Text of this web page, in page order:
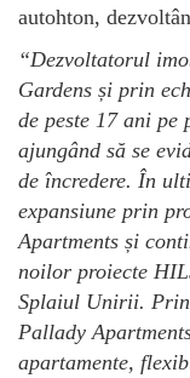
autohton,
“Dezvoltatorul
Gardens și prin
de peste 17 ani
ajungând să se
de încredere. În
expansiune prin
Apartments și
noilor proiecte
Splaiul Unirii.
Pallady
apartamente,